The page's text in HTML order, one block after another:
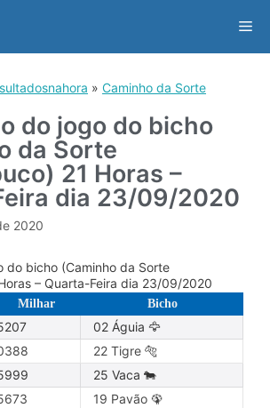
» Caminho da Sorte
do jogo do bicho
da Sorte
21 Horas –
dia 23/09/2020
2020
do bicho (Caminho da Sorte
– Quarta-Feira dia 23/09/2020
Milhar Bicho
02 Águia 🦅
22 Tigre 🐅
25 Vaca 🐄
19 Pavão 🦚